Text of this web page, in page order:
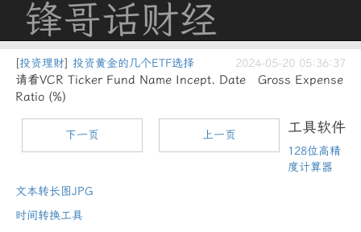
锋哥话财经
[投资理财] 投资黄金的几个ETF选择 2024-05-20 05:36:37
请看VCR Ticker Fund Name Incept. Date Gross Expense
Ratio (%)
下一页 上一页 工具软件
128位高精
度计算器
文本转长图JPG
时间转换工具